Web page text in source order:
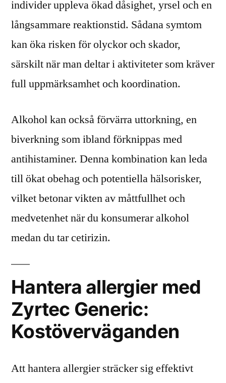
individer uppleva ökad dåsighet, yrsel och en
långsammare reaktionstid. Sådana symtom
kan öka risken för olyckor och skador,
särskilt när man deltar i aktiviteter som kräver
full uppmärksamhet och koordination.
Alkohol kan också förvärra uttorkning, en
biverkning som ibland förknippas med
antihistaminer. Denna kombination kan leda
till ökat obehag och potentiella hälsorisker,
vilket betonar vikten av måttfullhet och
medvetenhet när du konsumerar alkohol
medan du tar cetirizin.
Hantera allergier med
Zyrtec Generic:
Kostöverväganden
Att hantera allergier sträcker sig effektivt